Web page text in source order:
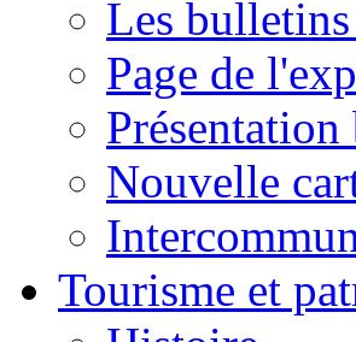
Les
Page de
Nouvelle
Tourisme et